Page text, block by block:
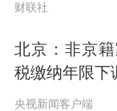
石油危机
通胀周期
财联社
北京：非京
税缴纳年限下
央视新闻客户端